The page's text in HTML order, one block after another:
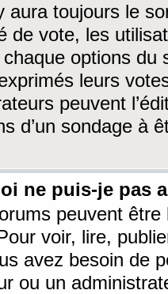
aura toujours le
de vote, les
options du
leurs
peuvent
d’un sondage à
ne puis-je pas
peuvent être
voir, lire,
avez besoin de
ou un